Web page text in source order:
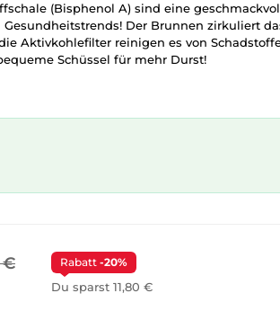
(Bisphenol A) sind eine
Der Brunnen zirkuliert
Aktivkohlefilter reinigen es von
Schüssel für mehr Durst!
€ Rabatt -20%
Du sparst 11,80 €